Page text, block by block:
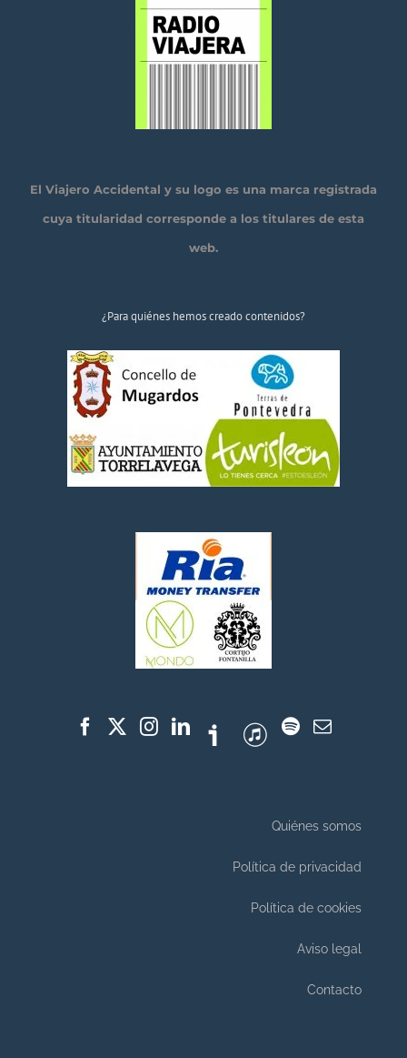
El Viajero Accidental y su logo es una marca registrada
cuya titularidad corresponde a los titulares de esta
web.
¿Para quiénes hemos creado contenidos?
Quiénes somos
Política de privacidad
Política de cookies
Aviso legal
Contacto